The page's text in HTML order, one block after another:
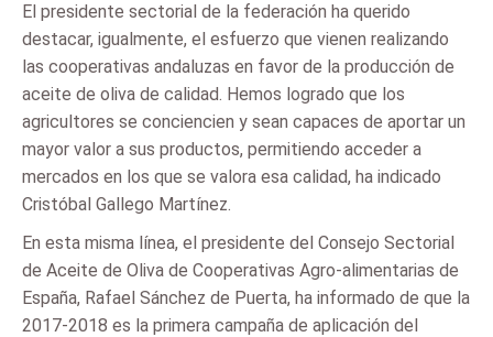
El presidente sectorial de la federación ha querido
destacar, igualmente, el esfuerzo que vienen realizando
las cooperativas andaluzas en favor de la producción de
aceite de oliva de calidad. Hemos logrado que los
agricultores se conciencien y sean capaces de aportar un
mayor valor a sus productos, permitiendo acceder a
mercados en los que se valora esa calidad, ha indicado
Cristóbal Gallego Martínez.
En esta misma línea, el presidente del Consejo Sectorial
de Aceite de Oliva de Cooperativas Agro-alimentarias de
España, Rafael Sánchez de Puerta, ha informado de que la
2017-2018 es la primera campaña de aplicación del